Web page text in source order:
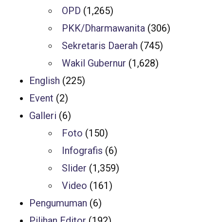
OPD (1,265)
PKK/Dharmawanita (306)
Sekretaris Daerah (745)
Wakil Gubernur (1,628)
English (225)
Event (2)
Galleri (6)
Foto (150)
Infografis (6)
Slider (1,359)
Video (161)
Pengumuman (6)